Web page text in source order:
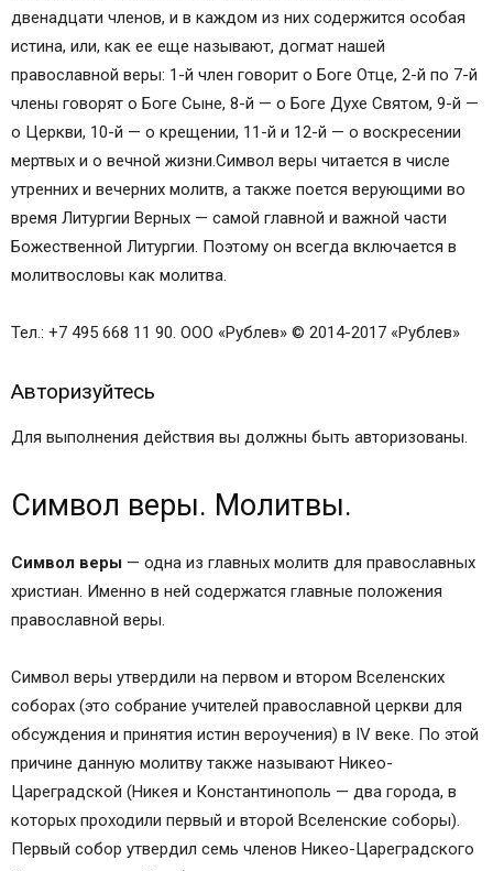
двенадцати членов, и в каждом из них содержится особая
истина, или, как ее еще называют, догмат нашей
православной веры: 1-й член говорит о Боге Отце, 2-й по 7-й
члены говорят о Боге Сыне, 8-й — о Боге Духе Святом, 9-й —
о Церкви, 10-й — о крещении, 11-й и 12-й — о воскресении
мертвых и о вечной жизни.Символ веры читается в числе
утренних и вечерних молитв, а также поется верующими во
время Литургии Верных — самой главной и важной части
Божественной Литургии. Поэтому он всегда включается в
молитвословы как молитва.
Тел.: +7 495 668 11 90. ООО «Рублев» © 2014-2017 «Рублев»
Авторизуйтесь
Для выполнения действия вы должны быть авторизованы.
Символ веры. Молитвы.
Символ веры — одна из главных молитв для православных
христиан. Именно в ней содержатся главные положения
православной веры.
Символ веры утвердили на первом и втором Вселенских
соборах (это собрание учителей православной церкви для
обсуждения и принятия истин вероучения) в IV веке. По этой
причине данную молитву также называют Никео-
Цареградской (Никея и Константинополь — два города, в
которых проходили первый и второй Вселенские соборы).
Первый собор утвердил семь членов Никео-Цареградского